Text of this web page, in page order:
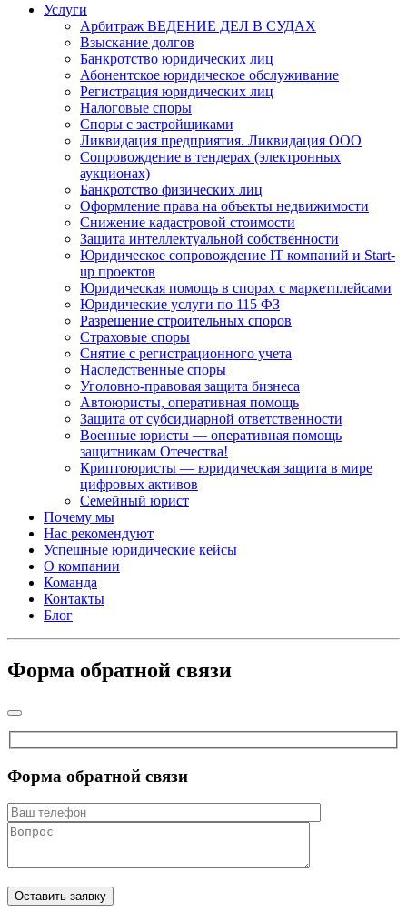
Услуги
Арбитраж ВЕДЕНИЕ ДЕЛ В СУДАХ
Взыскание долгов
Банкротство юридических лиц
Абонентское юридическое обслуживание
Регистрация юридических лиц
Налоговые споры
Споры с застройщиками
Ликвидация предприятия. Ликвидация ООО
Сопровождение в тендерах (электронных
аукционах)
Банкротство физических лиц
Оформление права на объекты недвижимости
Снижение кадастровой стоимости
Защита интеллектуальной собственности
Юридическое сопровождение IT компаний и Start-
up проектов
Юридическая помощь в спорах с маркетплейсами
Юридические услуги по 115 ФЗ
Разрешение строительных споров
Страховые споры
Снятие с регистрационного учета
Наследственные споры
Уголовно-правовая защита бизнеса
Автоюристы, оперативная помощь
Защита от субсидиарной ответственности
Военные юристы — оперативная помощь
защитникам Отечества!
Криптоюристы — юридическая защита в мире
цифровых активов
Семейный юрист
Почему мы
Нас рекомендуют
Успешные юридические кейсы
О компании
Команда
Контакты
Блог
Форма обратной связи
Форма обратной связи